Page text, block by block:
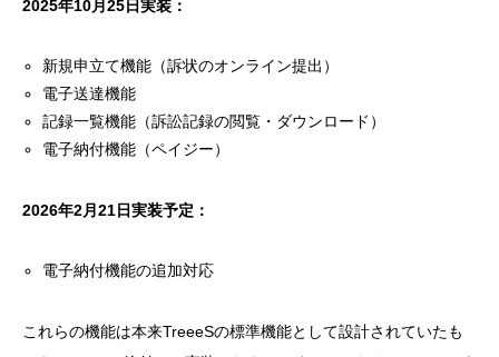
2025年10月25日実装：
新規申立て機能（訴状のオンライン提出）
電子送達機能
記録一覧機能（訴訟記録の閲覧・ダウンロード）
電子納付機能（ペイジー）
2026年2月21日実装予定：
電子納付機能の追加対応
これらの機能は本来TreeeSの標準機能として設計されていたも